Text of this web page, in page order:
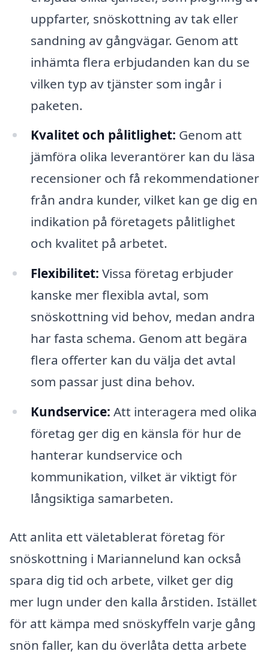
uppfarter, snöskottning av tak eller
sandning av gångvägar. Genom att
inhämta flera erbjudanden kan du se
vilken typ av tjänster som ingår i
paketen.
Kvalitet och pålitlighet: Genom att
jämföra olika leverantörer kan du läsa
recensioner och få rekommendationer
från andra kunder, vilket kan ge dig en
indikation på företagets pålitlighet
och kvalitet på arbetet.
Flexibilitet: Vissa företag erbjuder
kanske mer flexibla avtal, som
snöskottning vid behov, medan andra
har fasta schema. Genom att begära
flera offerter kan du välja det avtal
som passar just dina behov.
Kundservice: Att interagera med olika
företag ger dig en känsla för hur de
hanterar kundservice och
kommunikation, vilket är viktigt för
långsiktiga samarbeten.
Att anlita ett väletablerat företag för
snöskottning i Mariannelund kan också
spara dig tid och arbete, vilket ger dig
mer lugn under den kalla årstiden. Istället
för att kämpa med snöskyffeln varje gång
snön faller, kan du överlåta detta arbete